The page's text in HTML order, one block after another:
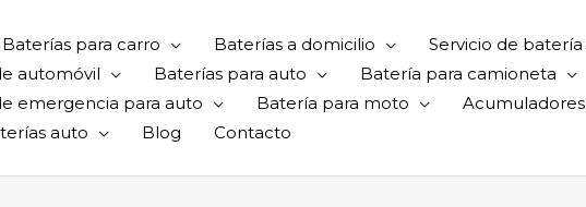
Baterías para carro Baterías a domicilio Servicio de
automóvil
Baterías para auto Batería para camioneta
emergencia para auto
Batería para moto
auto
Blog Contacto